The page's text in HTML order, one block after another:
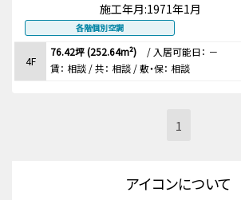
施工年月:1971年1月
各階個別空調
4F
76.42坪 (252.64m²) / 入居可能日： －
賃： 相談 / 共： 相談 / 敷・保： 相談
1
アイコンについて